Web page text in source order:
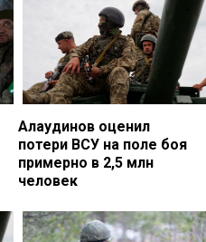
Алаудинов оценил
потери ВСУ на поле боя
примерно в 2,5 млн
человек